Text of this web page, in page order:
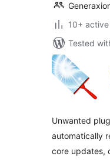
10+
Tested
Unwanted
automatically
core updates,